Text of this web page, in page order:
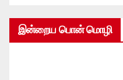
இன்றைய பொன் மொழி